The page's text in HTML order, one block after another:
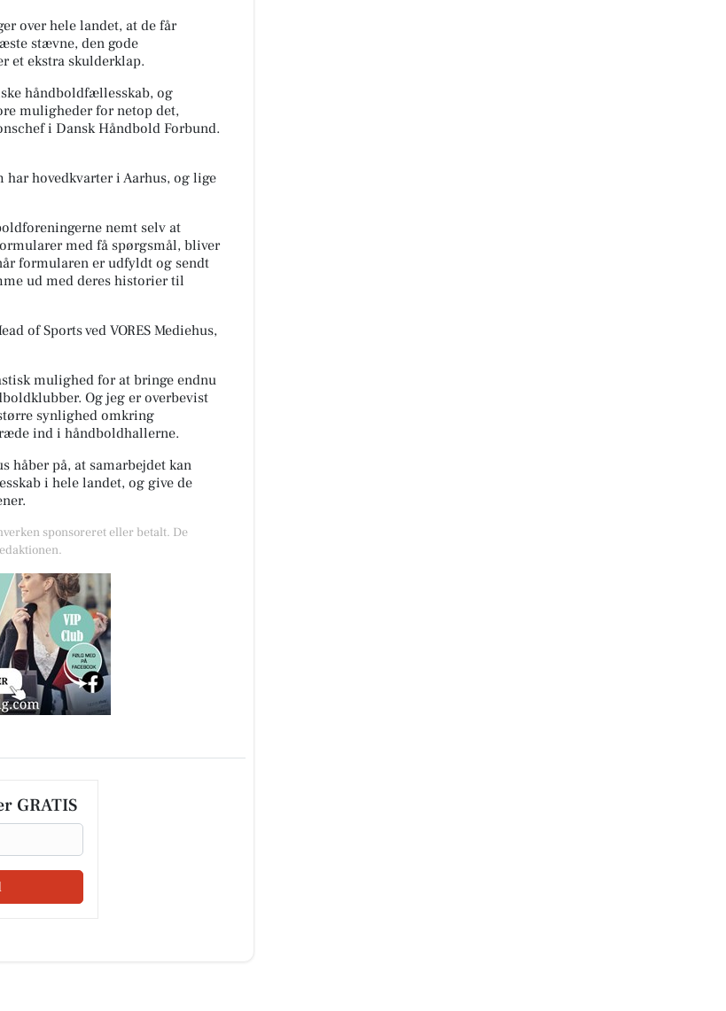
over hele landet, at de får
stævne, den gode
et ekstra skulderklap.
håndboldfællesskab, og
muligheder for netop det,
i Dansk Håndbold Forbund.
har hovedkvarter i Aarhus, og lige
nemt selv at
med få spørgsmål, bliver
formularen er udfyldt og sendt
ud med deres historier til
of Sports ved VORES Mediehus,
mulighed for at bringe endnu
Og jeg er overbevist
synlighed omkring
ind i håndboldhallerne.
håber på, at samarbejdet kan
i hele landet, og give de
sponsoreret eller betalt. De
GRATIS